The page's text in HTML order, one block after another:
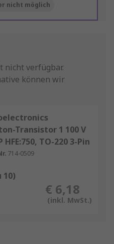
nicht möglich
nicht verfügbar.
können wir
Transistor 1 100 V
HFE:750, TO-220 3-Pin
714-0509
10)
€ 6,18
(inkl. MwSt.)